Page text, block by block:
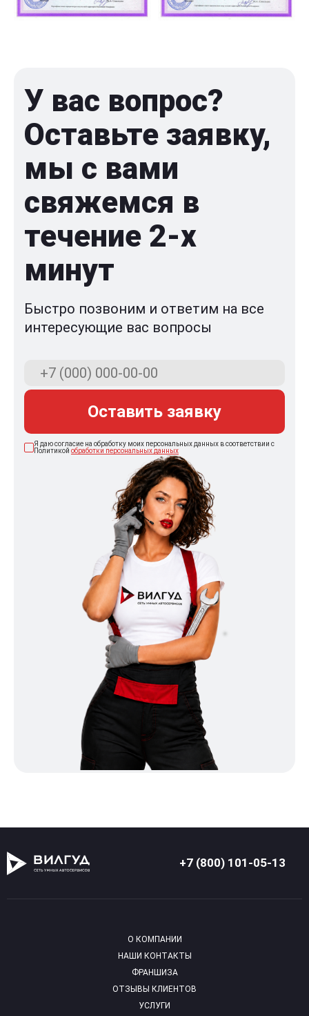
У вас вопрос?
Оставьте заявку,
мы с вами
свяжемся в
течение 2-x
минут
Быстро позвоним и ответим на все
интересующие вас вопросы
Оставить заявку
Я даю согласие на обработку моих персональных данных в соответствии с
Политикой обработки персональных данных
+7 (800) 101-05-13
О КОМПАНИИ
НАШИ КОНТАКТЫ
ФРАНШИЗА
ОТЗЫВЫ КЛИЕНТОВ
УСЛУГИ